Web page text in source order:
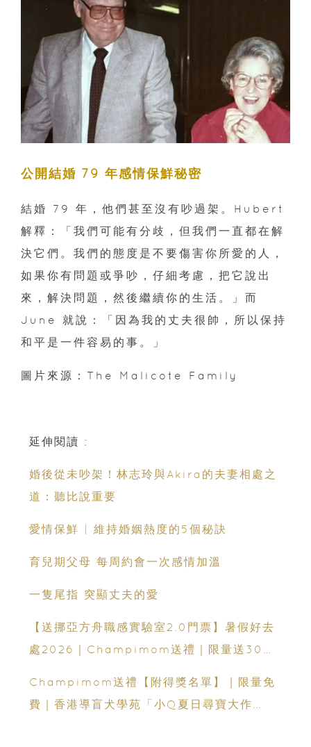
公開結婚 79 年感情保鮮秘密
結婚 79 年，他們甚至沒有吵過架。Hubert
解釋：「我們可能有分歧，但我們一直都在解
決它們。我們的態度是不要傷害你所愛的人，
如果你有問題或爭吵，仔細考慮，把它說出
來，解決問題，然後繼續你的生活。」而
June 就說：「因為我的丈夫很帥，所以保持
和平是一件容易的事。」
圖片來源：The Malicote Family
延伸閱讀 :
婚後從未吵架！林志玲與Akira的夫妻相處之
道：聽比說重要
愛情保鮮 | 維持婚姻熱度的5個秘訣
育兒期父母 每周約會一次感情加溫
一隻尾指 突顯丈夫的愛
【送挪亞方舟職感實驗室2.0門票】暑假好去
處2026｜Champimom送禮｜限量送30套
Champimom送禮【附得獎名單】｜限量免
費｜香港導盲犬學苑「小Q夏日尋寶大作